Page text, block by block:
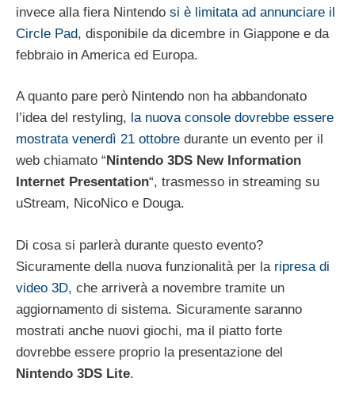
invece alla fiera Nintendo si è limitata ad annunciare il
Circle Pad, disponibile da dicembre in Giappone e da
febbraio in America ed Europa.
A quanto pare però Nintendo non ha abbandonato
l’idea del restyling, la nuova console dovrebbe essere
mostrata venerdì 21 ottobre durante un evento per il
web chiamato “ Nintendo 3DS New Information
Internet Presentation“, trasmesso in streaming su
uStream, NicoNico e Douga.
Di cosa si parlerà durante questo evento?
Sicuramente della nuova funzionalità per la ripresa di
video 3D, che arriverà a novembre tramite un
aggiornamento di sistema. Sicuramente saranno
mostrati anche nuovi giochi, ma il piatto forte
dovrebbe essere proprio la presentazione del
Nintendo 3DS Lite.